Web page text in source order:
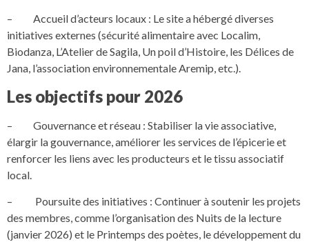
– Accueil d’acteurs locaux : Le site a hébergé diverses
initiatives externes (sécurité alimentaire avec Localim,
Biodanza, L’Atelier de Sagila, Un poil d’Histoire, les Délices de
Jana, l’association environnementale Aremip, etc.).
Les objectifs pour 2026
– Gouvernance et réseau : Stabiliser la vie associative,
élargir la gouvernance, améliorer les services de l’épicerie et
renforcer les liens avec les producteurs et le tissu associatif
local.
– Poursuite des initiatives : Continuer à soutenir les projets
des membres, comme l’organisation des Nuits de la lecture
(janvier 2026) et le Printemps des poètes, le développement du